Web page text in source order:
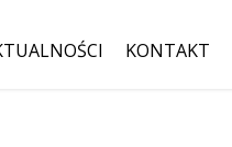
KONTAKT